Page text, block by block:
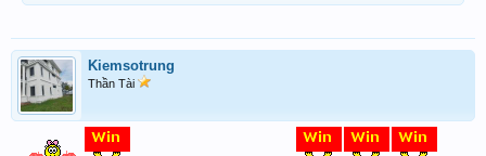
Kiemsotrung
Thần Tài